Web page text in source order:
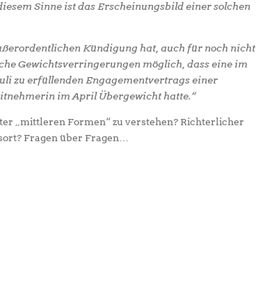
Sinne ist das Erscheinungsbild einer solchen
Kündigung hat, auch für noch nicht
Gewichtsverringerungen möglich, dass eine im
zu erfüllenden Engagementvertrags einer
im April Übergewicht hatte.“
„mittleren Formen“ zu verstehen? Richterlicher
Fragen über Fragen…